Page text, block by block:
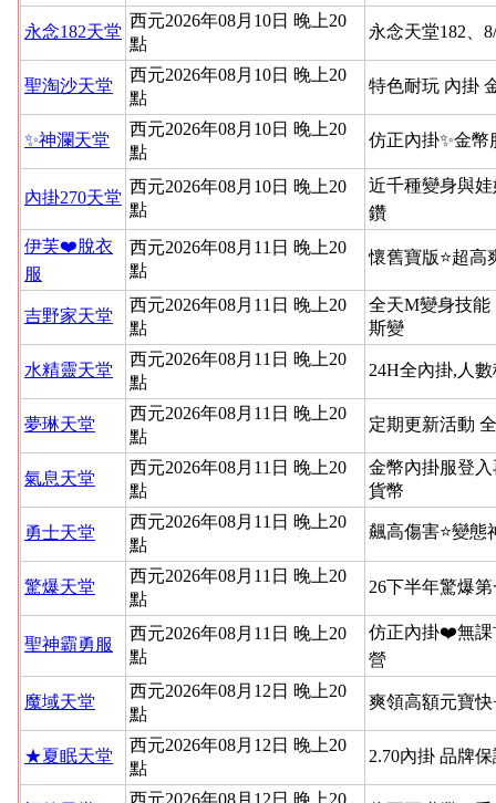
永念182天堂
西元2026年08月10日 晚上20
點
永念天堂182、
聖淘沙天堂
西元2026年08月10日 晚上20
點
特色耐玩 內掛
✨神瀾天堂
西元2026年08月10日 晚上20
點
仿正內掛✨金幣
內掛270天堂
西元2026年08月10日 晚上20
點
近千種變身與
鑽
伊芙❤️脫衣
服
西元2026年08月11日 晚上20
點
懷舊寶版⭐超高
吉野家天堂
西元2026年08月11日 晚上20
點
全天M變身技能
斯變
水精靈天堂
西元2026年08月11日 晚上20
點
24H全內掛,人
夢琳天堂
西元2026年08月11日 晚上20
點
定期更新活動
氣息天堂
西元2026年08月11日 晚上20
點
金幣內掛服登
貨幣
勇士天堂
西元2026年08月11日 晚上20
點
飆高傷害⭐變態
驚爆天堂
西元2026年08月11日 晚上20
點
26下半年驚爆
聖神霸勇服
西元2026年08月11日 晚上20
點
仿正內掛❤️無
營
魔域天堂
西元2026年08月12日 晚上20
點
爽領高額元寶
★夏眠天堂
西元2026年08月12日 晚上20
點
2.70內掛 品牌
西元2026年08月12日 晚上20